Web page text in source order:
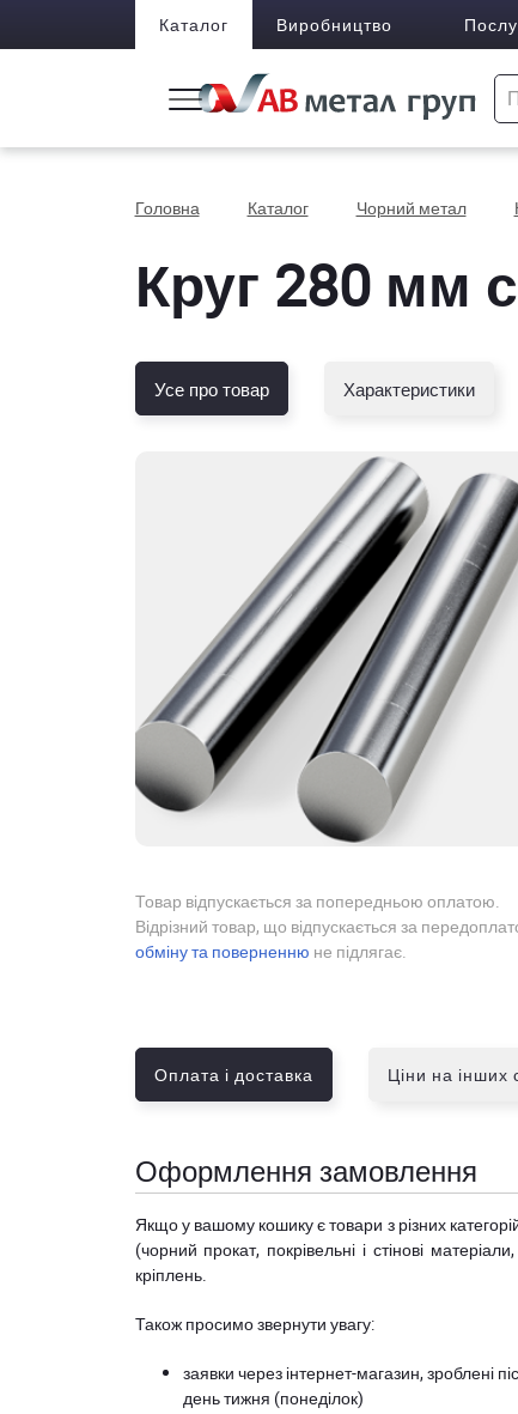
Каталог Виробництво
Головна Каталог Чорний метал
Круг 280 мм
Усе про товар Характеристики
Товар відпускається за попередньою оплатою.
Відрізний товар, що відпускається за
обміну та поверненню не підлягає.
Оплата і доставка Ціни на інших
Оформлення замовлення
Якщо у вашому кошику є товари з різних
(чорний прокат, покрівельні і стінові
кріплень.
Також просимо звернути увагу:
заявки через інтернет-магазин, зроблені
день тижня (понеділок)